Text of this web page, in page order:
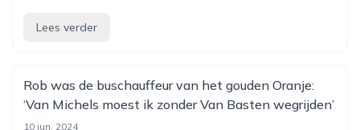
Lees verder
Rob was de buschauffeur van het gouden Oranje:
‘Van Michels moest ik zonder Van Basten wegrijden’
10 jun. 2024